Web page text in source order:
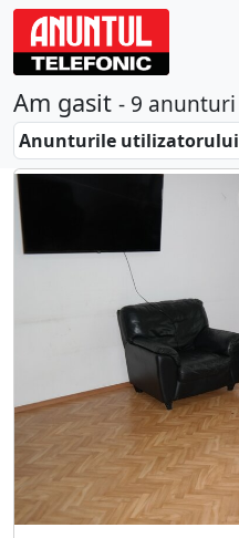
Am gasit - 9 anunturi
Anunturile utilizatorului